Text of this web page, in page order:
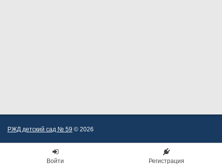
РЖД детский сад № 59 © 2026
Войти Регистрация